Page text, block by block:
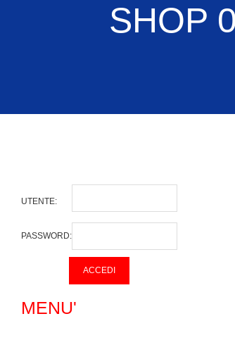
SHOP
UTENTE:
PASSWORD:
MENU'